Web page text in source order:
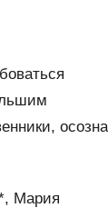
Мария